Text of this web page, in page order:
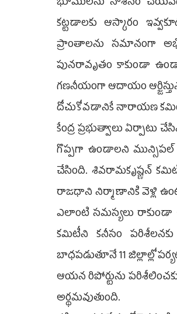
కట్టడాలకు ఆస్కారం
ప్రాంతాలను సమానంగా
పునరావృతం కాకుండా
గణనీయంగా ఆదాయం
దోచుకోవడానికే నారాయణ
కేంద్ర ప్రభుత్వాలు ఏర్పాటు
గొప్పగా ఉండాలని మున్సిపల్
చేసింది. శివరామకృష్ణన్
రాజధాని నిర్మాణానికి వెళ్లి
ఎలాంటి సమస్యలు
కమిటీని కనీసం
బాధపడుతూనే 11 జిల్లాల్లో
ఆయన రిపోర్టును
అర్థమవుతుంది.